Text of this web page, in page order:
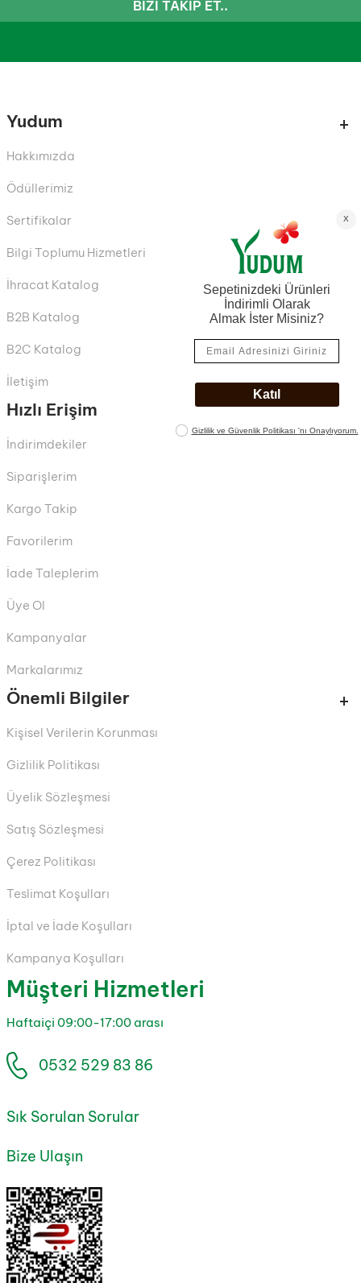
BIZI TAKIP ET..
Yudum
Hakkımızda
Ödüllerimiz
Sertifikalar
Bilgi Toplumu Hizmetleri
İhracat Katalog
B2B Katalog
B2C Katalog
İletişim
Hızlı Erişim
İndirimdekiler
Siparişlerim
Kargo Takip
Favorilerim
İade Taleplerim
Üye Ol
Kampanyalar
Markalarımız
Önemli Bilgiler
Kişisel Verilerin Korunması
Gizlilik Politikası
Üyelik Sözleşmesi
Satış Sözleşmesi
Çerez Politikası
Teslimat Koşulları
İptal ve İade Koşulları
Kampanya Koşulları
Müşteri Hizmetleri
Haftaiçi 09:00-17:00 arası
0532 529 83 86
Sık Sorulan Sorular
Bize Ulaşın